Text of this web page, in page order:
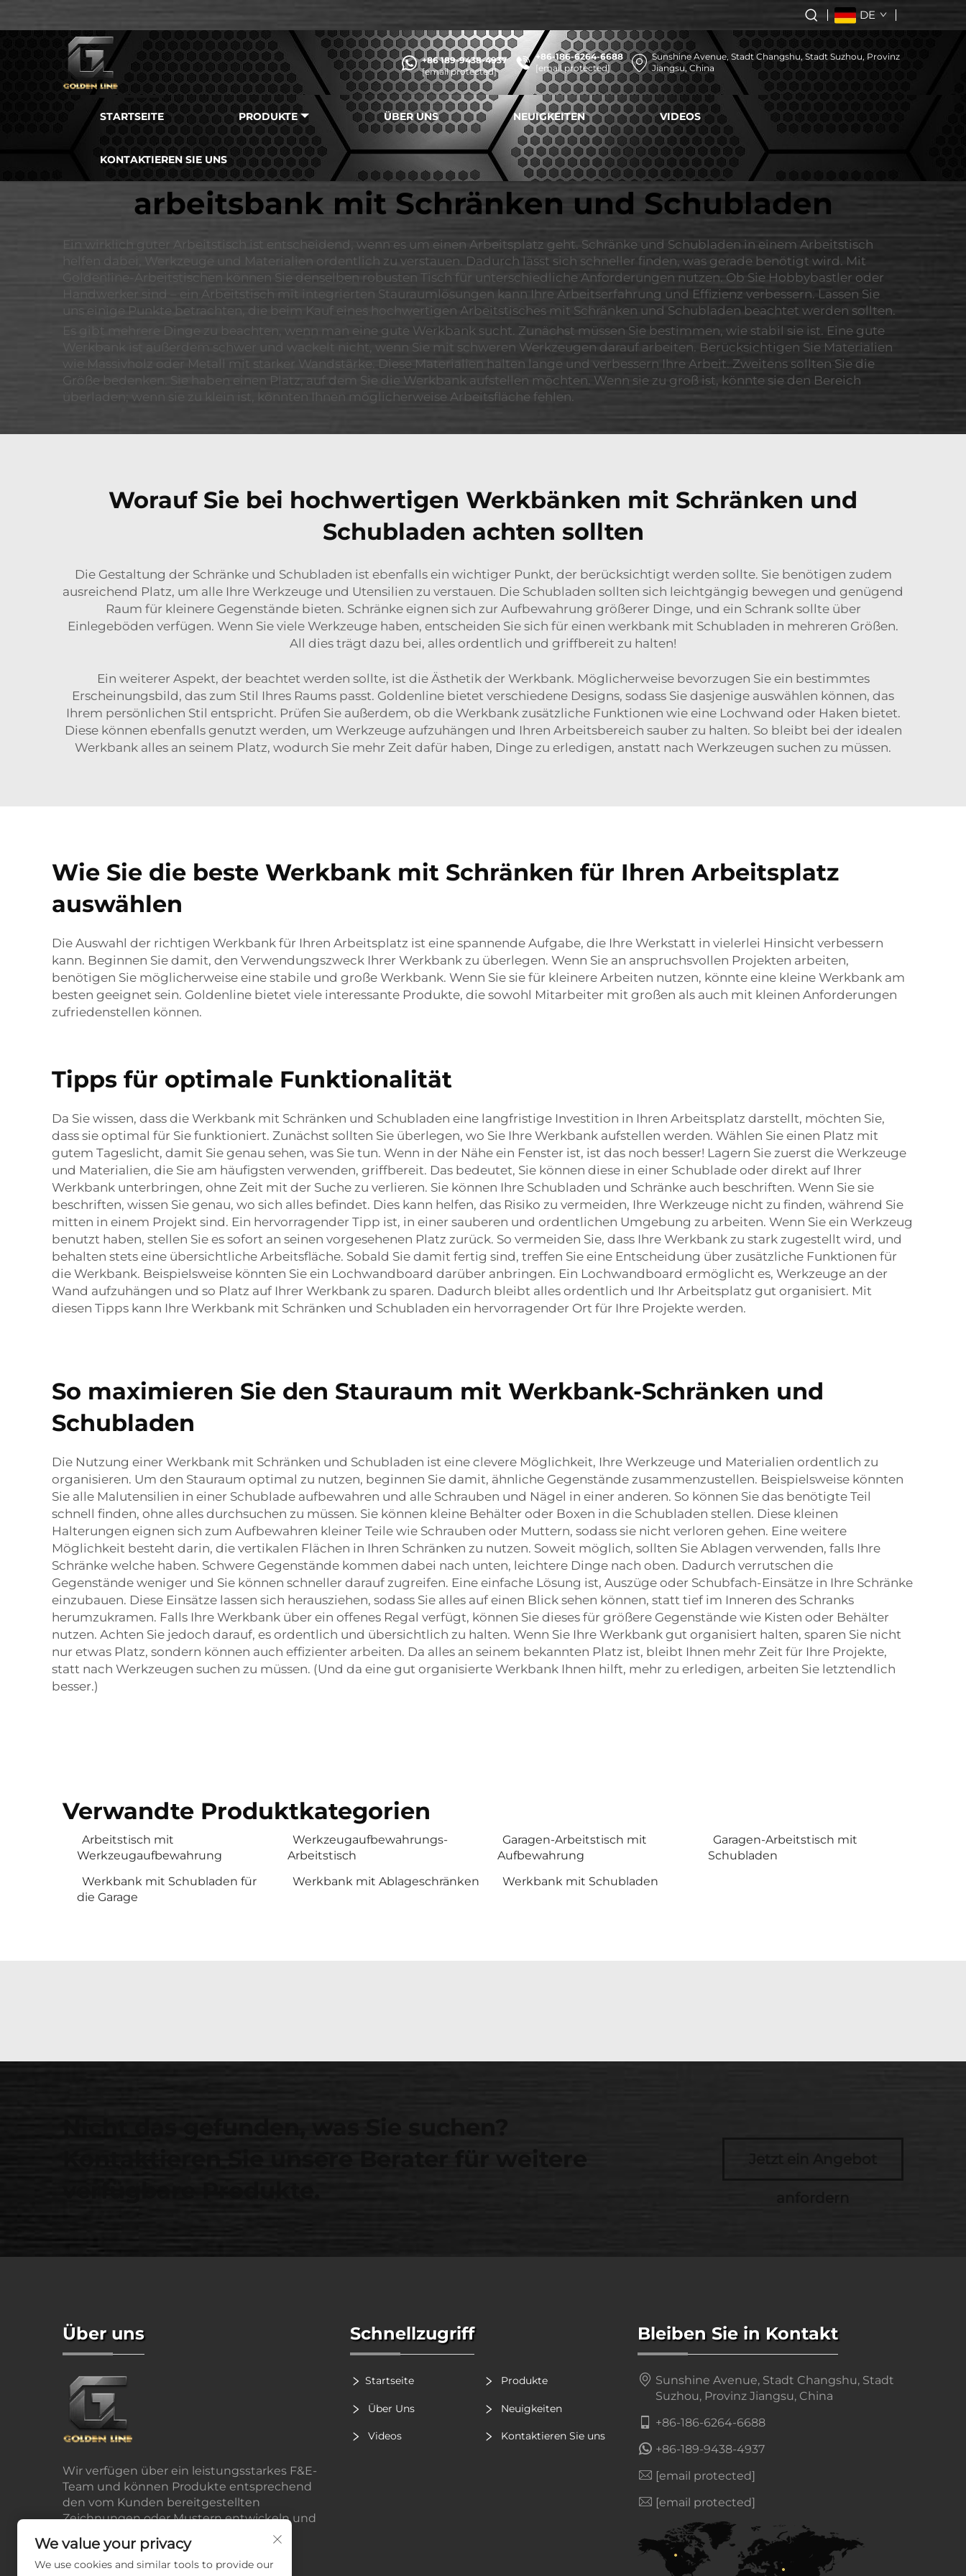
DE
+86 189-9438-4937
[email protected]
+86-186-6264-6688
[email protected]
Sunshine Avenue, Stadt Changshu, Stadt Suzhou, Provinz
Jiangsu, China
STARTSEITE PRODUKTE ÜBER UNS NEUIGKEITEN VIDEOS
KONTAKTIEREN SIE UNS
arbeitsbank mit Schränken und Schubladen
Ein wirklich guter Arbeitstisch ist entscheidend, wenn es um einen Arbeitsplatz geht. Schränke und Schubladen in einem Arbeitstisch
helfen dabei, Werkzeuge und Materialien ordentlich zu verstauen. Dadurch lässt sich schneller finden, was gerade benötigt wird. Mit
Goldenline-Arbeitstischen können Sie denselben robusten Tisch für unterschiedliche Anforderungen nutzen. Ob Sie Hobbybastler oder
Handwerker sind – ein Arbeitstisch mit integrierten Stauraumlösungen kann Ihre Arbeitserfahrung und Effizienz verbessern. Lassen Sie
uns einige Punkte betrachten, die beim Kauf eines hochwertigen Arbeitstisches mit Schränken und Schubladen beachtet werden sollten.
Es gibt mehrere Dinge zu beachten, wenn man eine gute Werkbank sucht. Zunächst müssen Sie bestimmen, wie stabil sie ist. Eine gute
Werkbank ist außerdem schwer und wackelt nicht, wenn Sie mit schweren Werkzeugen darauf arbeiten. Berücksichtigen Sie Materialien
wie Massivholz oder Metall mit starker Wandstärke. Diese Materialien halten lange und verbessern Ihre Arbeit. Zweitens sollten Sie die
Größe bedenken. Sie haben einen Platz, auf dem Sie die Werkbank aufstellen möchten. Wenn sie zu groß ist, könnte sie den Bereich
überladen; wenn sie zu klein ist, könnten Ihnen möglicherweise Arbeitsfläche fehlen.
Worauf Sie bei hochwertigen Werkbänken mit Schränken und
Schubladen achten sollten
Die Gestaltung der Schränke und Schubladen ist ebenfalls ein wichtiger Punkt, der berücksichtigt werden sollte. Sie benötigen zudem
ausreichend Platz, um alle Ihre Werkzeuge und Utensilien zu verstauen. Die Schubladen sollten sich leichtgängig bewegen und genügend
Raum für kleinere Gegenstände bieten. Schränke eignen sich zur Aufbewahrung größerer Dinge, und ein Schrank sollte über
Einlegeböden verfügen. Wenn Sie viele Werkzeuge haben, entscheiden Sie sich für einen werkbank mit Schubladen in mehreren Größen.
All dies trägt dazu bei, alles ordentlich und griffbereit zu halten!
Ein weiterer Aspekt, der beachtet werden sollte, ist die Ästhetik der Werkbank. Möglicherweise bevorzugen Sie ein bestimmtes
Erscheinungsbild, das zum Stil Ihres Raums passt. Goldenline bietet verschiedene Designs, sodass Sie dasjenige auswählen können, das
Ihrem persönlichen Stil entspricht. Prüfen Sie außerdem, ob die Werkbank zusätzliche Funktionen wie eine Lochwand oder Haken bietet.
Diese können ebenfalls genutzt werden, um Werkzeuge aufzuhängen und Ihren Arbeitsbereich sauber zu halten. So bleibt bei der idealen
Werkbank alles an seinem Platz, wodurch Sie mehr Zeit dafür haben, Dinge zu erledigen, anstatt nach Werkzeugen suchen zu müssen.
Wie Sie die beste Werkbank mit Schränken für Ihren Arbeitsplatz
auswählen
Die Auswahl der richtigen Werkbank für Ihren Arbeitsplatz ist eine spannende Aufgabe, die Ihre Werkstatt in vielerlei Hinsicht verbessern
kann. Beginnen Sie damit, den Verwendungszweck Ihrer Werkbank zu überlegen. Wenn Sie an anspruchsvollen Projekten arbeiten,
benötigen Sie möglicherweise eine stabile und große Werkbank. Wenn Sie sie für kleinere Arbeiten nutzen, könnte eine kleine Werkbank am
besten geeignet sein. Goldenline bietet viele interessante Produkte, die sowohl Mitarbeiter mit großen als auch mit kleinen Anforderungen
zufriedenstellen können.
Tipps für optimale Funktionalität
Da Sie wissen, dass die Werkbank mit Schränken und Schubladen eine langfristige Investition in Ihren Arbeitsplatz darstellt, möchten Sie,
dass sie optimal für Sie funktioniert. Zunächst sollten Sie überlegen, wo Sie Ihre Werkbank aufstellen werden. Wählen Sie einen Platz mit
gutem Tageslicht, damit Sie genau sehen, was Sie tun. Wenn in der Nähe ein Fenster ist, ist das noch besser! Lagern Sie zuerst die Werkzeuge
und Materialien, die Sie am häufigsten verwenden, griffbereit. Das bedeutet, Sie können diese in einer Schublade oder direkt auf Ihrer
Werkbank unterbringen, ohne Zeit mit der Suche zu verlieren. Sie können Ihre Schubladen und Schränke auch beschriften. Wenn Sie sie
beschriften, wissen Sie genau, wo sich alles befindet. Dies kann helfen, das Risiko zu vermeiden, Ihre Werkzeuge nicht zu finden, während Sie
mitten in einem Projekt sind. Ein hervorragender Tipp ist, in einer sauberen und ordentlichen Umgebung zu arbeiten. Wenn Sie ein Werkzeug
benutzt haben, stellen Sie es sofort an seinen vorgesehenen Platz zurück. So vermeiden Sie, dass Ihre Werkbank zu stark zugestellt wird, und
behalten stets eine übersichtliche Arbeitsfläche. Sobald Sie damit fertig sind, treffen Sie eine Entscheidung über zusätzliche Funktionen für
die Werkbank. Beispielsweise könnten Sie ein Lochwandboard darüber anbringen. Ein Lochwandboard ermöglicht es, Werkzeuge an der
Wand aufzuhängen und so Platz auf Ihrer Werkbank zu sparen. Dadurch bleibt alles ordentlich und Ihr Arbeitsplatz gut organisiert. Mit
diesen Tipps kann Ihre Werkbank mit Schränken und Schubladen ein hervorragender Ort für Ihre Projekte werden.
So maximieren Sie den Stauraum mit Werkbank-Schränken und
Schubladen
Die Nutzung einer Werkbank mit Schränken und Schubladen ist eine clevere Möglichkeit, Ihre Werkzeuge und Materialien ordentlich zu
organisieren. Um den Stauraum optimal zu nutzen, beginnen Sie damit, ähnliche Gegenstände zusammenzustellen. Beispielsweise könnten
Sie alle Malutensilien in einer Schublade aufbewahren und alle Schrauben und Nägel in einer anderen. So können Sie das benötigte Teil
schnell finden, ohne alles durchsuchen zu müssen. Sie können kleine Behälter oder Boxen in die Schubladen stellen. Diese kleinen
Halterungen eignen sich zum Aufbewahren kleiner Teile wie Schrauben oder Muttern, sodass sie nicht verloren gehen. Eine weitere
Möglichkeit besteht darin, die vertikalen Flächen in Ihren Schränken zu nutzen. Soweit möglich, sollten Sie Ablagen verwenden, falls Ihre
Schränke welche haben. Schwere Gegenstände kommen dabei nach unten, leichtere Dinge nach oben. Dadurch verrutschen die
Gegenstände weniger und Sie können schneller darauf zugreifen. Eine einfache Lösung ist, Auszüge oder Schubfach-Einsätze in Ihre Schränke
einzubauen. Diese Einsätze lassen sich herausziehen, sodass Sie alles auf einen Blick sehen können, statt tief im Inneren des Schranks
herumzukramen. Falls Ihre Werkbank über ein offenes Regal verfügt, können Sie dieses für größere Gegenstände wie Kisten oder Behälter
nutzen. Achten Sie jedoch darauf, es ordentlich und übersichtlich zu halten. Wenn Sie Ihre Werkbank gut organisiert halten, sparen Sie nicht
nur etwas Platz, sondern können auch effizienter arbeiten. Da alles an seinem bekannten Platz ist, bleibt Ihnen mehr Zeit für Ihre Projekte,
statt nach Werkzeugen suchen zu müssen. (Und da eine gut organisierte Werkbank Ihnen hilft, mehr zu erledigen, arbeiten Sie letztendlich
besser.)
Verwandte Produktkategorien
Arbeitstisch mit
Werkzeugaufbewahrung
Werkzeugaufbewahrungs-
Arbeitstisch
Garagen-Arbeitstisch mit
Aufbewahrung
Garagen-Arbeitstisch mit
Schubladen
Werkbank mit Schubladen für
die Garage
Werkbank mit Ablageschränken Werkbank mit Schubladen
Über uns
Wir verfügen über ein leistungsstarkes F&E-
Team und können Produkte entsprechend
den vom Kunden bereitgestellten
Zeichnungen oder Mustern entwickeln und
Schnellzugriff
Startseite Produkte
Über Uns Neuigkeiten
Videos Kontaktieren Sie uns
Bleiben Sie in Kontakt
Sunshine Avenue, Stadt Changshu, Stadt
Suzhou, Provinz Jiangsu, China
+86-186-6264-6688
+86-189-9438-4937
[email protected]
[email protected]
We value your privacy
We use cookies and similar tools to provide our